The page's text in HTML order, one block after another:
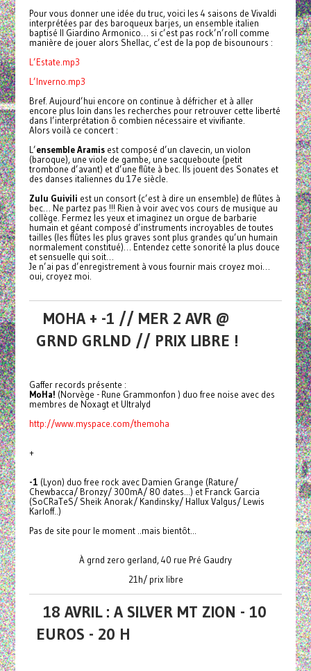
Pour vous donner une idée du truc, voici les 4 saisons de Vivaldi
interprétées par des baroqueux barjes, un ensemble italien
baptisé Il Giardino Armonico… si c’est pas rock’n’roll comme
manière de jouer alors Shellac, c’est de la pop de bisounours :
L’Estate.mp3
L’Inverno.mp3
Bref. Aujourd’hui encore on continue à défricher et à aller
encore plus loin dans les recherches pour retrouver cette liberté
dans l’interprétation ô combien nécessaire et vivifiante.
Alors voilà ce concert :
L’ensemble Aramisest composé d’un clavecin, un violon
(baroque), une viole de gambe, une sacqueboute (petit
trombone d’avant) et d’une flûte à bec. Ils jouent des Sonates et
des danses italiennes du 17e siècle.
Zulu Guivili est un consort (c’est à dire un ensemble) de flûtes à
bec… Ne partez pas !!! Rien à voir avec vos cours de musique au
collège. Fermez les yeux et imaginez un orgue de barbarie
humain et géant composé d’instruments incroyables de toutes
tailles (les flûtes les plus graves sont plus grandes qu’un humain
normalement constitué)… Entendez cette sonorité la plus douce
et sensuelle qui soit…
Je n’ai pas d’enregistrement à vous fournir mais croyez moi…
oui, croyez moi.
MOHA + -1 // MER 2 AVR @
GRND GRLND // PRIX LIBRE !
Gaffer records présente :
MoHa! (Norvège - Rune Grammonfon ) duo free noise avec des
membres de Noxagt et Ultralyd
http://www.myspace.com/themoha
+
-1 (Lyon) duo free rock avec Damien Grange (Rature/
Chewbacca/ Bronzy/ 300mA/ 80 dates...) et Franck Garcia
(SoCRaTeS/ Sheik Anorak/ Kandinsky/ Hallux Valgus/ Lewis
Karloff..)
Pas de site pour le moment ..mais bientôt...
À grnd zero gerland, 40 rue Pré Gaudry
21h/ prix libre
18 AVRIL : A SILVER MT ZION - 10
EUROS - 20 H